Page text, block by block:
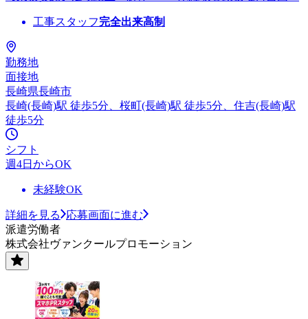
工事スタッフ完全出来高制
勤務地
面接地
長崎県長崎市
長崎(長崎)駅 徒歩5分、桜町(長崎)駅 徒歩5分、住吉(長崎)駅
徒歩5分
シフト
週4日からOK
未経験OK
詳細を見る
応募画面に進む
派遣労働者
株式会社ヴァンクールプロモーション